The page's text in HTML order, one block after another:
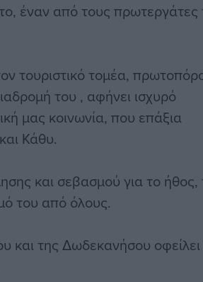
έναν από τους πρωτεργάτες
τουριστικό τομέα,
του , αφήνει ισχυρό
μας κοινωνία, που επάξια
Κάθυ.
και σεβασμού για το ήθος,
του από όλους.
και της Δωδεκανήσου οφείλει